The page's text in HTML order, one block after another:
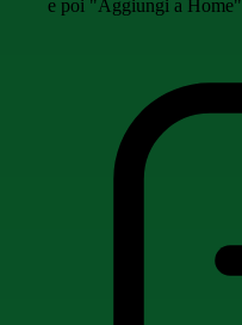
e poi "Aggiungi a Home"